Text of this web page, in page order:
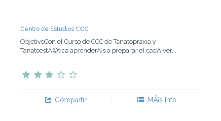
Centro de Estudios CCC
ObjetivoCon el Curso de CCC de Tanatopraxia y
TanatoestÃ©tica aprenderÃ¡s a preparar el cadÃ¡ver...
Compartir MÃ¡s Info